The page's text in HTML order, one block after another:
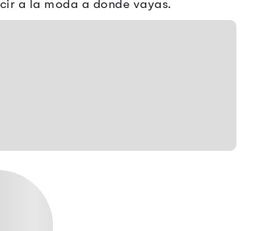
a la moda a donde vayas.